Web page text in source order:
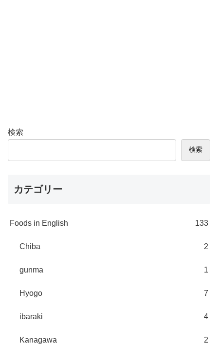
検索
検索
カテゴリー
Foods in English 133
Chiba 2
gunma 1
Hyogo 7
ibaraki 4
Kanagawa 2